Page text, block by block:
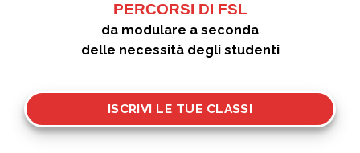
PERCORSI DI FSL
da modulare a seconda
delle necessità degli studenti
ISCRIVI LE TUE CLASSI